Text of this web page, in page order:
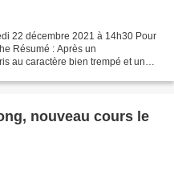
22 décembre 2021 à 14h30 Pour
Résumé : Après un
au caractère bien trempé et un
nouveau cours le